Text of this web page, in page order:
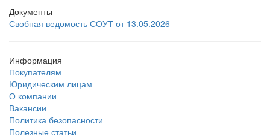
Документы
Свобная ведомость СОУТ от 13.05.2026
Информация
Покупателям
Юридическим лицам
О компании
Вакансии
Политика безопасности
Полезные статьи